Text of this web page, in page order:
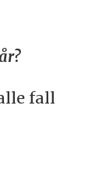
fall